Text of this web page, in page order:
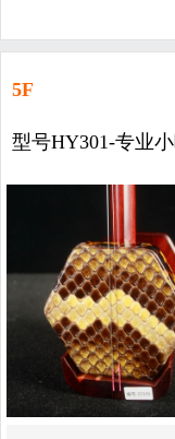
5F
型号HY301-专业